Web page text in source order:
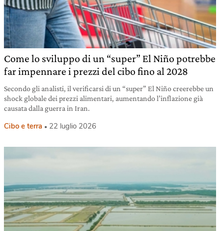
Come lo sviluppo di un “super” El Niño potrebbe
far impennare i prezzi del cibo fino al 2028
Secondo gli analisti, il verificarsi di un “super” El Niño creerebbe un
shock globale dei prezzi alimentari, aumentando l’inflazione già
causata dalla guerra in Iran.
Cibo e terra 22 luglio 2026